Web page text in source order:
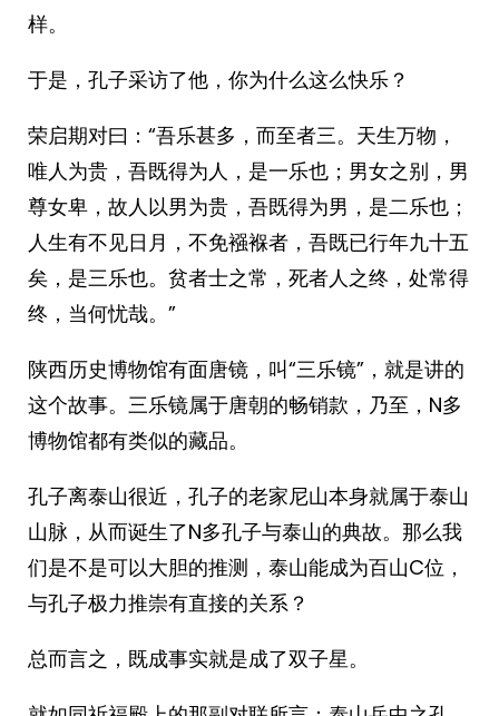
样。
于是，孔子采访了他，你为什么这么快乐？
荣启期对曰：“吾乐甚多，而至者三。天生万物，
唯人为贵，吾既得为人，是一乐也；男女之别，男
尊女卑，故人以男为贵，吾既得为男，是二乐也；
人生有不见日月，不免襁褓者，吾既已行年九十五
矣，是三乐也。贫者士之常，死者人之终，处常得
终，当何忧哉。”
陕西历史博物馆有面唐镜，叫“三乐镜”，就是讲的
这个故事。三乐镜属于唐朝的畅销款，乃至，N多
博物馆都有类似的藏品。
孔子离泰山很近，孔子的老家尼山本身就属于泰山
山脉，从而诞生了N多孔子与泰山的典故。那么我
们是不是可以大胆的推测，泰山能成为百山C位，
与孔子极力推崇有直接的关系？
总而言之，既成事实就是成了双子星。